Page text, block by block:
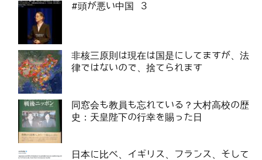
#頭が悪い中国 3
非核三原則は現在は国是にしてますが、法
律ではないので、捨てられます
同窓会も教員も忘れている？大村高校の歴
史：天皇陛下の行幸を賜った日
日本に比べ、イギリス、フランス、そして